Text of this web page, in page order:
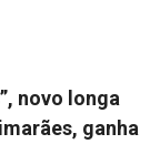
novo longa
ganha